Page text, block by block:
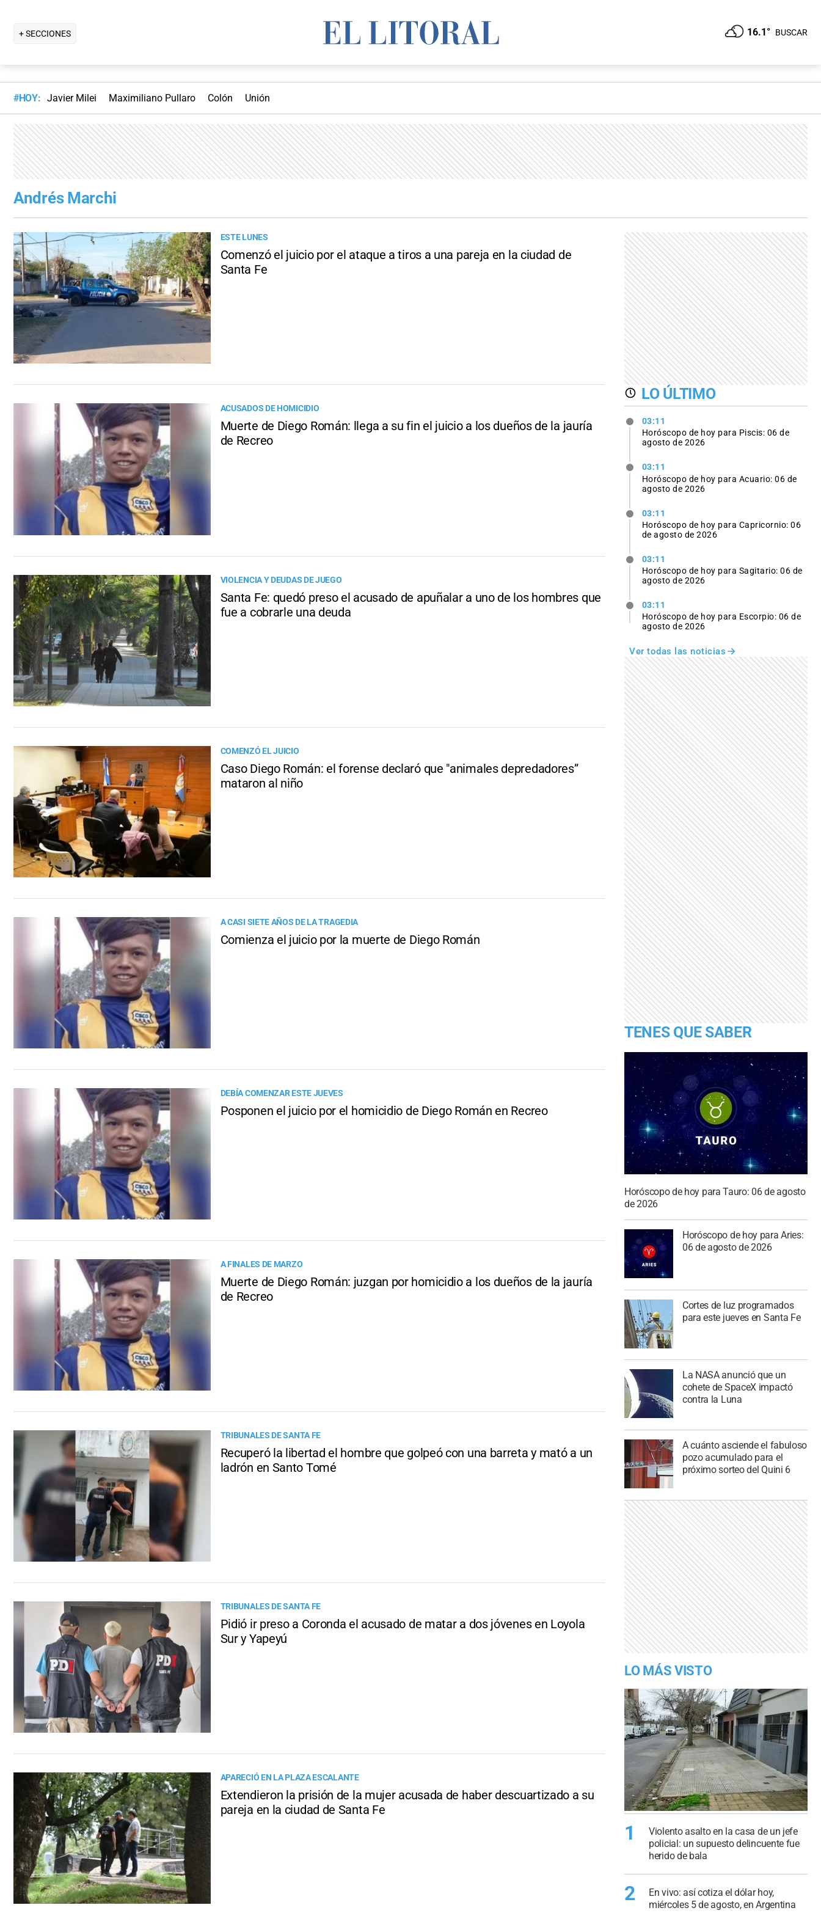
+ SECCIONES 16.1° BUSCAR
#HOY: Javier Milei Maximiliano Pullaro Colón Unión
Andrés Marchi
ESTE LUNES
Comenzó el juicio por el ataque a tiros a una pareja en la ciudad de
Santa Fe
ACUSADOS DE HOMICIDIO
Muerte de Diego Román: llega a su fin el juicio a los dueños de la jauría
de Recreo
VIOLENCIA Y DEUDAS DE JUEGO
Santa Fe: quedó preso el acusado de apuñalar a uno de los hombres que
fue a cobrarle una deuda
COMENZÓ EL JUICIO
Caso Diego Román: el forense declaró que "animales depredadores”
mataron al niño
A CASI SIETE AÑOS DE LA TRAGEDIA
Comienza el juicio por la muerte de Diego Román
DEBÍA COMENZAR ESTE JUEVES
Posponen el juicio por el homicidio de Diego Román en Recreo
A FINALES DE MARZO
Muerte de Diego Román: juzgan por homicidio a los dueños de la jauría
de Recreo
TRIBUNALES DE SANTA FE
Recuperó la libertad el hombre que golpeó con una barreta y mató a un
ladrón en Santo Tomé
TRIBUNALES DE SANTA FE
Pidió ir preso a Coronda el acusado de matar a dos jóvenes en Loyola
Sur y Yapeyú
APARECIÓ EN LA PLAZA ESCALANTE
Extendieron la prisión de la mujer acusada de haber descuartizado a su
pareja en la ciudad de Santa Fe
LO ÚLTIMO
03:11
Horóscopo de hoy para Piscis: 06 de
agosto de 2026
03:11
Horóscopo de hoy para Acuario: 06 de
agosto de 2026
03:11
Horóscopo de hoy para Capricornio: 06
de agosto de 2026
03:11
Horóscopo de hoy para Sagitario: 06 de
agosto de 2026
03:11
Horóscopo de hoy para Escorpio: 06 de
agosto de 2026
Ver todas las noticias
TENES QUE SABER
Horóscopo de hoy para Tauro: 06 de agosto
de 2026
Horóscopo de hoy para Aries:
06 de agosto de 2026
Cortes de luz programados
para este jueves en Santa Fe
La NASA anunció que un
cohete de SpaceX impactó
contra la Luna
A cuánto asciende el fabuloso
pozo acumulado para el
próximo sorteo del Quini 6
LO MÁS VISTO
1
Violento asalto en la casa de un jefe
policial: un supuesto delincuente fue
herido de bala
2
En vivo: así cotiza el dólar hoy,
miércoles 5 de agosto, en Argentina